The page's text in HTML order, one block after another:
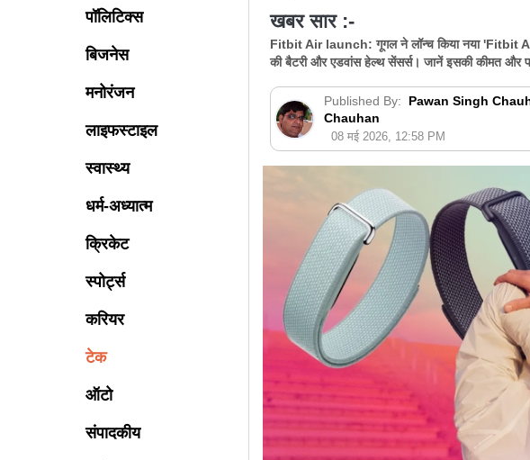
पॉलिटिक्स
बिजनेस
मनोरंजन
लाइफस्टाइल
स्वास्थ्य
धर्म-अध्यात्म
क्रिकेट
स्पोर्ट्स
करियर
टेक
ऑटो
संपादकीय
खबर सार :-
Fitbit Air launch: गूगल ने लॉन्च किया नया 'Fitbit
की बैटरी और एडवांस हेल्थ सेंसर्स। जानें इसकी कीमत और
Published By: Pawan Singh
Chauhan
08 मई 2026, 12:58 PM